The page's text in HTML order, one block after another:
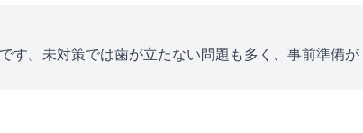
す。未対策では歯が立たない問題も多く、事前準備が